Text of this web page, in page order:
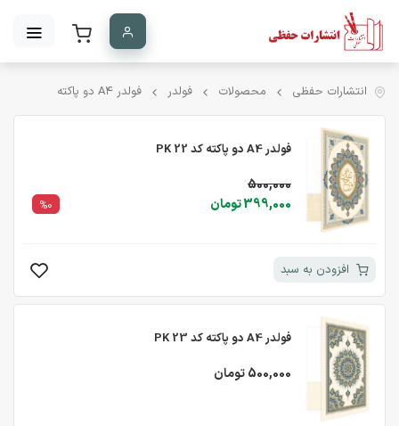
انتشارات حفظی محصولات فولدر فولدر A۴ دو پاکته
فولدر A4 دو پاکته کد PK 22
500,000
399,000 تومان
%0
افزودن به سبد
فولدر A4 دو پاکته کد PK 23
500,000 تومان